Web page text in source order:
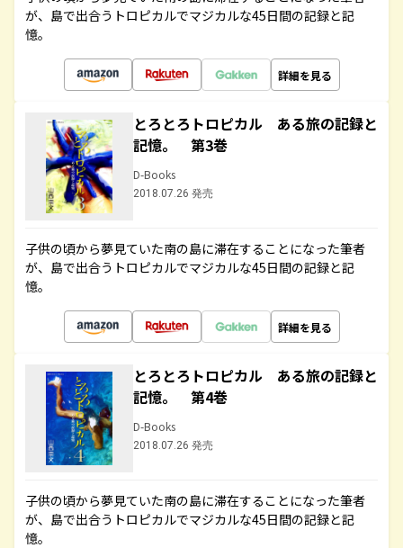
が、島で出合うトロピカルでマジカルな45日間の記録と記
憶。
詳細を見る
とろとろトロピカル ある旅の記録と
記憶。 第3巻
D-Books
2018.07.26 発売
子供の頃から夢見ていた南の島に滞在することになった筆者
が、島で出合うトロピカルでマジカルな45日間の記録と記
憶。
詳細を見る
とろとろトロピカル ある旅の記録と
記憶。 第4巻
D-Books
2018.07.26 発売
子供の頃から夢見ていた南の島に滞在することになった筆者
が、島で出合うトロピカルでマジカルな45日間の記録と記
憶。